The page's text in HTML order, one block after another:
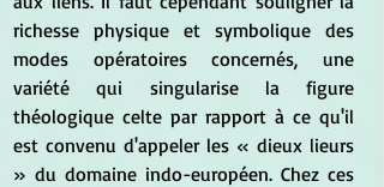
richesse physique et symbolique des
modes opératoires concernés, une
variété qui singularise la figure
théologique celte par rapport à ce qu'il
est convenu d'appeler les « dieux lieurs
» du domaine indo-européen. Chez ces